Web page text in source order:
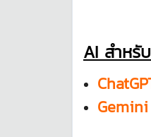
AI สำหรั
Gemini